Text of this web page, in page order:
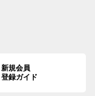
新規会員
登録ガイド